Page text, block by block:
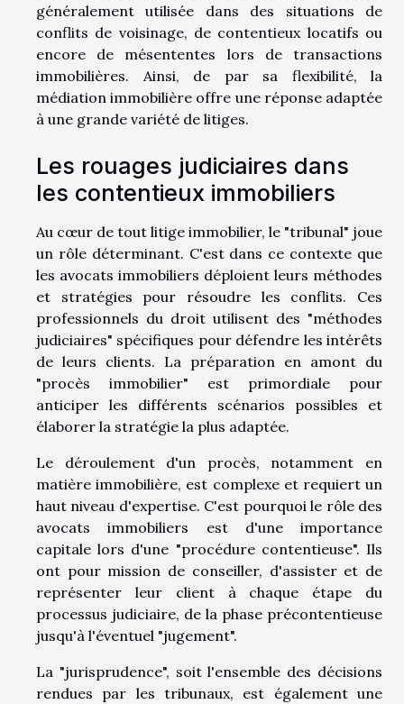
généralement utilisée dans des situations de
conflits de voisinage, de contentieux locatifs ou
encore de mésententes lors de transactions
immobilières. Ainsi, de par sa flexibilité, la
médiation immobilière offre une réponse adaptée
à une grande variété de litiges.
Les rouages judiciaires dans
les contentieux immobiliers
Au cœur de tout litige immobilier, le "tribunal" joue
un rôle déterminant. C'est dans ce contexte que
les avocats immobiliers déploient leurs méthodes
et stratégies pour résoudre les conflits. Ces
professionnels du droit utilisent des "méthodes
judiciaires" spécifiques pour défendre les intérêts
de leurs clients. La préparation en amont du
"procès immobilier" est primordiale pour
anticiper les différents scénarios possibles et
élaborer la stratégie la plus adaptée.
Le déroulement d'un procès, notamment en
matière immobilière, est complexe et requiert un
haut niveau d'expertise. C'est pourquoi le rôle des
avocats immobiliers est d'une importance
capitale lors d'une "procédure contentieuse". Ils
ont pour mission de conseiller, d'assister et de
représenter leur client à chaque étape du
processus judiciaire, de la phase précontentieuse
jusqu'à l'éventuel "jugement".
La "jurisprudence", soit l'ensemble des décisions
rendues par les tribunaux, est également une